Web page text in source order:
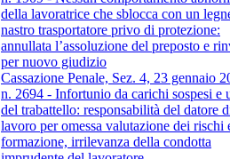
della lavoratrice che sblocca con un
nastro trasportatore privo di protezione:
annullata l’assoluzione del preposto e
per nuovo giudizio
Cassazione Penale, Sez. 4, 23 gennaio
n. 2694 - Infortunio da carichi sospesi e
del trabattello: responsabilità del datore
lavoro per omessa valutazione dei rischi
formazione, irrilevanza della condotta